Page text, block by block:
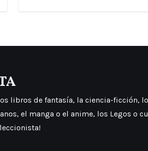
libros de fantasía, la ciencia-ficción,
el manga o el anime, los Legos o